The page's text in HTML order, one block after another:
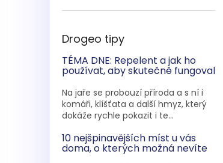
Drogeo tipy
TÉMA DNE: Repelent a jak ho
používat, aby skutečně fungoval
Na jaře se probouzí příroda a s ní i
komáři, klíšťata a další hmyz, který
dokáže rychle pokazit i te...
10 nejšpinavějších míst u vás
doma, o kterých možná nevíte